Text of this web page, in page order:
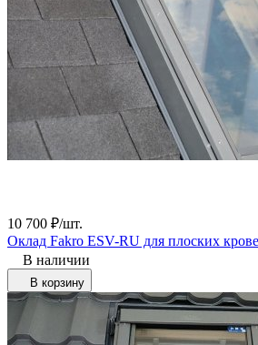
10 700 ₽/шт.
Оклад Fakro ESV-RU для плоских
В наличии
В корзину